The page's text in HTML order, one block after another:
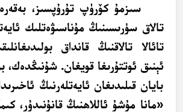
سىزمۇ كۆرۈپ تۇرۇپسىز،
تالاق سۈرىسىنىڭ مۇناسىۋەتلىك
تائالا تالاقنىڭ قانداق
ئېنىق ئوتتۇرىغا قويغان. شۇنىڭدەك،
بايان قىلىدىغان ئايەتلەرنىڭ
«مانا مۇشۇ ئاللاھنىڭ قانۇنىدۇر،